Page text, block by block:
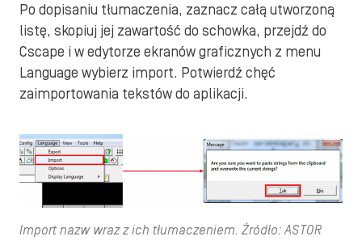
Po dopisaniu tłumaczenia, zaznacz całą utworzoną
listę, skopiuj jej zawartość do schowka, przejdź do
Cscape i w edytorze ekranów graficznych z menu
Language wybierz import. Potwierdź chęć
zaimportowania tekstów do aplikacji.
Import nazw wraz z ich tłumaczeniem. Źródło: ASTOR